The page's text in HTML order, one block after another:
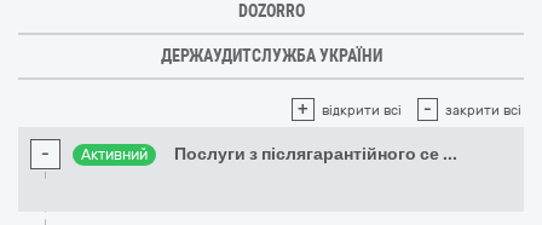
DOZORRO
ДЕРЖАУДИТСЛУЖБА УКРАЇНИ
+ відкрити всі - закрити всі
- Активний Послуги з післягарантійного се ...